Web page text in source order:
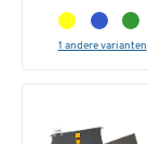
1 andere varianten